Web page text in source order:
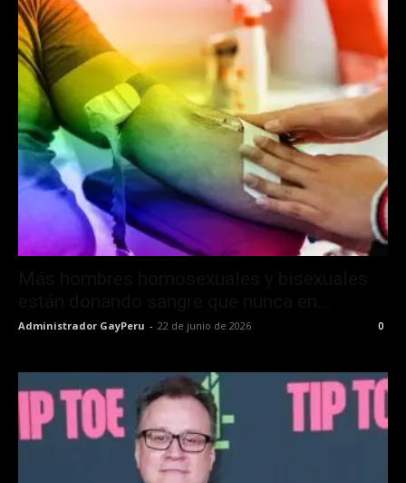
Administrador GayPeru - 22 de junio de 2026 0